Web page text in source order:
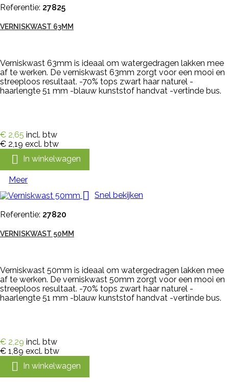
Referentie: 27825
VERNISKWAST 63MM
Verniskwast 63mm is ideaal om watergedragen lakken mee
af te werken. De verniskwast 63mm zorgt voor een mooi en
streeploos resultaat. -70% tops zwart haar naturel -
haarlengte 51 mm -blauw kunststof handvat -vertinde bus.
€ 2,65 incl. btw
€ 2,19 excl. btw
 In winkelwagen
Meer
 Snel bekijken
Referentie: 27820
VERNISKWAST 50MM
Verniskwast 50mm is ideaal om watergedragen lakken mee
af te werken. De verniskwast 50mm zorgt voor een mooi en
streeploos resultaat. -70% tops zwart haar naturel -
haarlengte 51 mm -blauw kunststof handvat -vertinde bus.
€ 2,29 incl. btw
€ 1,89 excl. btw
 In winkelwagen